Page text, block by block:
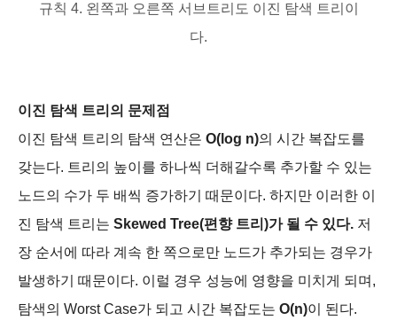
규칙 4. 왼쪽과 오른쪽 서브트리도 이진 탐색 트리이
다.
이진 탐색 트리의 문제점
이진 탐색 트리의 탐색 연산은 O(log n)의 시간 복잡도를
갖는다. 트리의 높이를 하나씩 더해갈수록 추가할 수 있는
노드의 수가 두 배씩 증가하기 때문이다. 하지만 이러한 이
진 탐색 트리는 Skewed Tree(편향 트리)가 될 수 있다. 저
장 순서에 따라 계속 한 쪽으로만 노드가 추가되는 경우가
발생하기 때문이다. 이럴 경우 성능에 영향을 미치게 되며,
탐색의 Worst Case가 되고 시간 복잡도는 O(n)이 된다.